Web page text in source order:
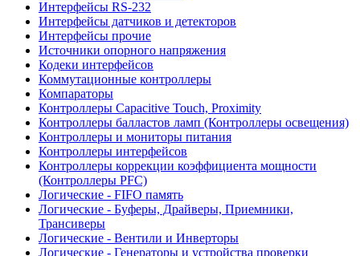
Интерфейсы RS-232
Интерфейсы датчиков и детекторов
Интерфейсы прочие
Источники опорного напряжения
Кодеки интерфейсов
Коммутационные контроллеры
Компараторы
Контроллеры Capacitive Touch, Proximity
Контроллеры балластов ламп (Контроллеры освещения)
Контроллеры и мониторы питания
Контроллеры интерфейсов
Контроллеры коррекции коэффициента мощности
(Контроллеры PFC)
Логические - FIFO память
Логические - Буферы, Драйверы, Приемники,
Трансиверы
Логические - Вентили и Инверторы
Логические - Генераторы и устройства проверки